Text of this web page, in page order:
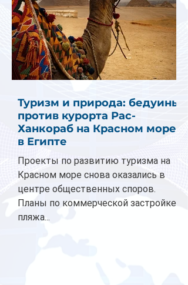
Туризм и природа: бедуины
против курорта Рас-
Ханкораб на Красном море
в Египте
Проекты по развитию туризма на
Красном море снова оказались в
центре общественных споров.
Планы по коммерческой застройке
пляжа...